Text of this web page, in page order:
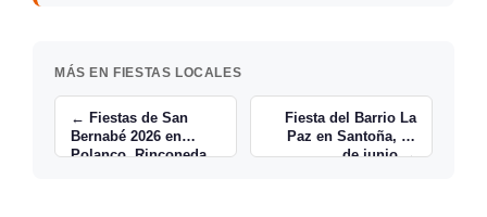
MÁS EN FIESTAS LOCALES
← Fiestas de San
Bernabé 2026 en
Polanco, Rinconeda
Fiesta del Barrio La
Paz en Santoña, 13
de junio →